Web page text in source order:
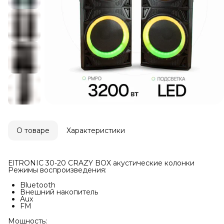
О товаре Характеристики
ElTRONIC 30-20 CRAZY BOX акустические колонки
Режимы воспроизведения:
Bluetooth
Внешний накопитель
Aux
FM
Мощность: